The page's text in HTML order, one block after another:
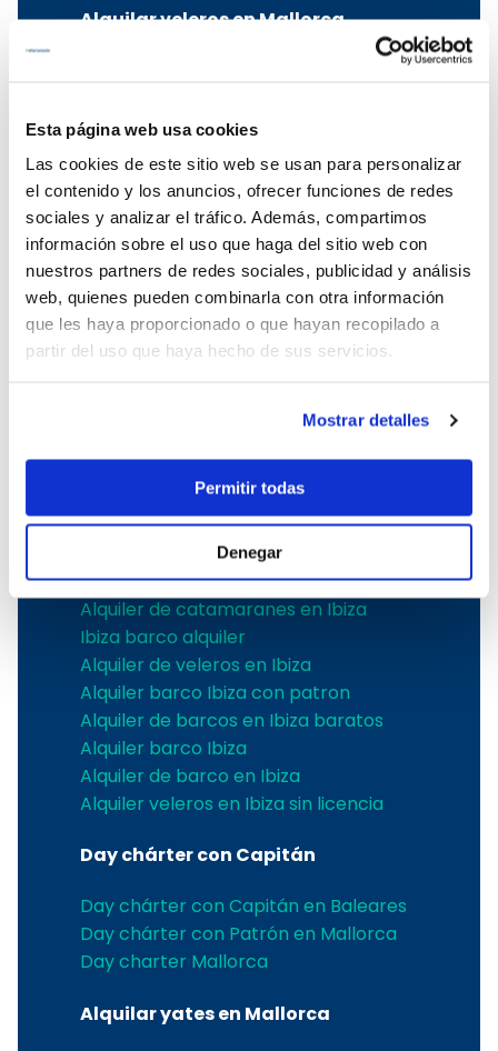
Esta página web usa cookies
Las cookies de este sitio web se usan para personalizar
el contenido y los anuncios, ofrecer funciones de redes
sociales y analizar el tráfico. Además, compartimos
información sobre el uso que haga del sitio web con
nuestros partners de redes sociales, publicidad y análisis
web, quienes pueden combinarla con otra información
que les haya proporcionado o que hayan recopilado a
partir del uso que haya hecho de sus servicios.
Mostrar detalles
Permitir todas
Denegar
Alquilar veleros en Mallorca
Mallorca
Alquilar velero en Pollensa
Alquiler de velero en Alcudia
Alquiler velero Mallorca
Charter velero Mallorca
Alquilar goletas en el Mediterráneo
Alquiler de goletas en Turquía
Alquiler de goletas en Croacia
Alquiler de goletas en Italia
Alquilar barcos en Ibiza
Alquiler de yates en Ibiza
Alquiler velero Ibiza
Alquiler de barcos en Ibiza
Alquiler de catamaranes en Ibiza
Ibiza barco alquiler
Alquiler de veleros en Ibiza
Alquiler barco Ibiza con patron
Alquiler de barcos en Ibiza baratos
Alquiler barco Ibiza
Alquiler de barco en Ibiza
Alquiler veleros en Ibiza sin licencia
Day chárter con Capitán
Day chárter con Capitán en Baleares
Day chárter con Patrón en Mallorca
Day charter Mallorca
Alquilar yates en Mallorca